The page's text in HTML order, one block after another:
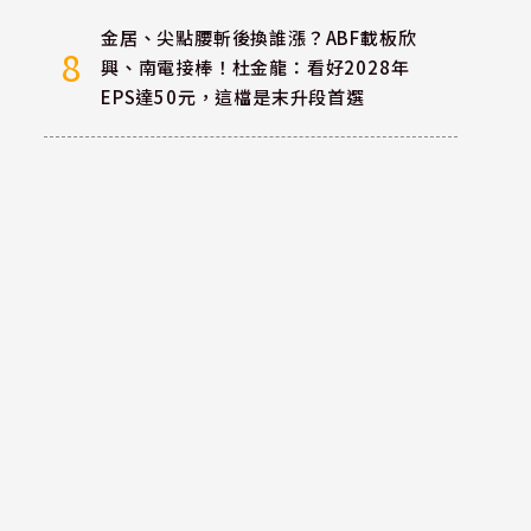
8
金居、尖點腰斬後換誰漲？ABF載板欣
興、南電接棒！杜金龍：看好2028年
EPS達50元，這檔是末升段首選